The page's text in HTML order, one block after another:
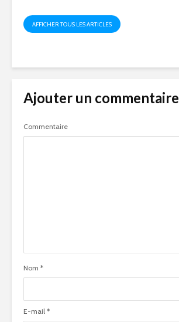
AFFICHER TOUS LES ARTICLES
Ajouter un commentaire
Commentaire
Nom *
E-mail *